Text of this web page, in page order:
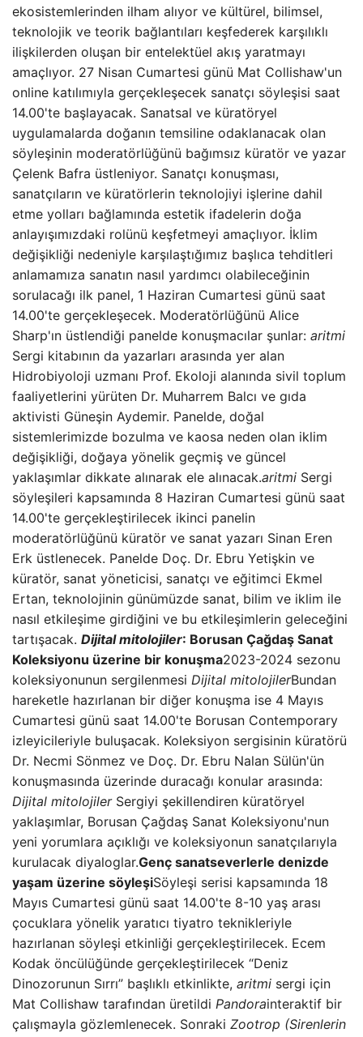
ekosistemlerinden ilham alıyor ve kültürel, bilimsel,
teknolojik ve teorik bağlantıları keşfederek karşılıklı
ilişkilerden oluşan bir entelektüel akış yaratmayı
amaçlıyor. 27 Nisan Cumartesi günü Mat Collishaw'un
online katılımıyla gerçekleşecek sanatçı söyleşisi saat
14.00'te başlayacak. Sanatsal ve küratöryel
uygulamalarda doğanın temsiline odaklanacak olan
söyleşinin moderatörlüğünü bağımsız küratör ve yazar
Çelenk Bafra üstleniyor. Sanatçı konuşması,
sanatçıların ve küratörlerin teknolojiyi işlerine dahil
etme yolları bağlamında estetik ifadelerin doğa
anlayışımızdaki rolünü keşfetmeyi amaçlıyor. İklim
değişikliği nedeniyle karşılaştığımız başlıca tehditleri
anlamamıza sanatın nasıl yardımcı olabileceğinin
sorulacağı ilk panel, 1 Haziran Cumartesi günü saat
14.00'te gerçekleşecek. Moderatörlüğünü Alice
Sharp'ın üstlendiği panelde konuşmacılar şunlar: aritmi
Sergi kitabının da yazarları arasında yer alan
Hidrobiyoloji uzmanı Prof. Ekoloji alanında sivil toplum
faaliyetlerini yürüten Dr. Muharrem Balcı ve gıda
aktivisti Güneşin Aydemir. Panelde, doğal
sistemlerimizde bozulma ve kaosa neden olan iklim
değişikliği, doğaya yönelik geçmiş ve güncel
yaklaşımlar dikkate alınarak ele alınacak.aritmi Sergi
söyleşileri kapsamında 8 Haziran Cumartesi günü saat
14.00'te gerçekleştirilecek ikinci panelin
moderatörlüğünü küratör ve sanat yazarı Sinan Eren
Erk üstlenecek. Panelde Doç. Dr. Ebru Yetişkin ve
küratör, sanat yöneticisi, sanatçı ve eğitimci Ekmel
Ertan, teknolojinin günümüzde sanat, bilim ve iklim ile
nasıl etkileşime girdiğini ve bu etkileşimlerin geleceğini
tartışacak. Dijital mitolojiler: Borusan Çağdaş Sanat
Koleksiyonu üzerine bir konuşma2023-2024 sezonu
koleksiyonunun sergilenmesi Dijital mitolojilerBundan
hareketle hazırlanan bir diğer konuşma ise 4 Mayıs
Cumartesi günü saat 14.00'te Borusan Contemporary
izleyicileriyle buluşacak. Koleksiyon sergisinin küratörü
Dr. Necmi Sönmez ve Doç. Dr. Ebru Nalan Sülün'ün
konuşmasında üzerinde duracağı konular arasında:
Dijital mitolojilerSergiyi şekillendiren küratöryel
yaklaşımlar, Borusan Çağdaş Sanat Koleksiyonu'nun
yeni yorumlara açıklığı ve koleksiyonun sanatçılarıyla
kurulacak diyaloglar.Genç sanatseverlerle denizde
yaşam üzerine söyleşiSöyleşi serisi kapsamında 18
Mayıs Cumartesi günü saat 14.00'te 8-10 yaş arası
çocuklara yönelik yaratıcı tiyatro teknikleriyle
hazırlanan söyleşi etkinliği gerçekleştirilecek. Ecem
Kodak öncülüğünde gerçekleştirilecek “Deniz
Dinozorunun Sırrı” başlıklı etkinlikte, aritmi sergi için
Mat Collishaw tarafından üretildi Pandorainteraktif bir
çalışmayla gözlemlenecek. Sonraki Zootrop (Sirenlerin